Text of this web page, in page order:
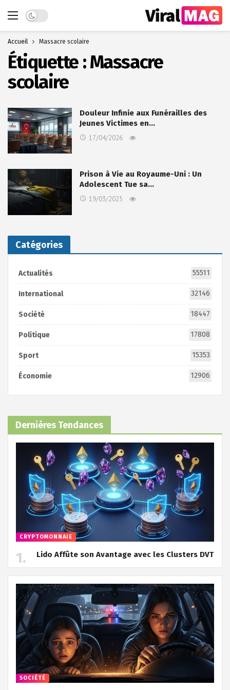
Dark mode
Accueil Massacre scolaire
Étiquette :Massacre
scolaire
Douleur Infinie aux Funérailles des
Jeunes Victimes en…
17/04/2026
Prison à Vie au Royaume-Uni : Un
Adolescent Tue sa…
19/03/2025
Catégories
Actualités 55511
International 32146
Société 18447
Politique 17808
Sport 15353
Économie 12906
Dernières Tendances
CRYPTOMONNAIE
Lido Affûte son Avantage avec les Clusters DVT
SOCIÉTÉ